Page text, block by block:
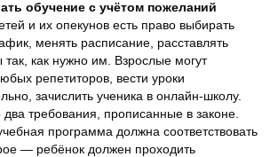
обучение с учётом пожеланий
и их опекунов есть право выбирать
менять расписание, расставлять
так, как нужно им. Взрослые могут
репетиторов, вести уроки
зачислить ученика в онлайн-школу.
два требования, прописанные в законе.
программа должна соответствовать
— ребёнок должен проходить